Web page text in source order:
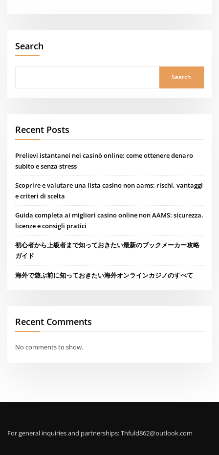
Search
Search
Recent Posts
Prelievi istantanei nei casinò online: come ottenere denaro
subito e senza stress
Scoprire e valutare una lista casino non aams: rischi, vantaggi
e criteri di scelta
Guida completa ai migliori casino online non AAMS: sicurezza,
licenze e consigli pratici
初心者から上級者まで知っておきたい最新のブックメーカー攻略
ガイド
海外で遊ぶ前に知っておきたい海外オンラインカジノのすべて
Recent Comments
No comments to show.
For general inquiries and partnerships:Thfuld862@outlook.com